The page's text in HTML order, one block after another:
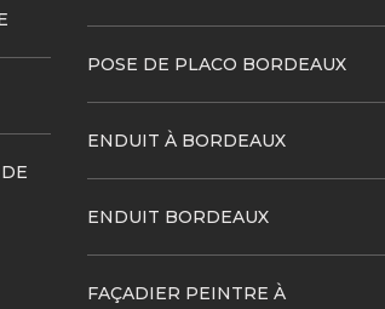
POSE DE PLACO BORDEAUX
ENDUIT À BORDEAUX
ENDUIT BORDEAUX
FAÇADIER PEINTRE À